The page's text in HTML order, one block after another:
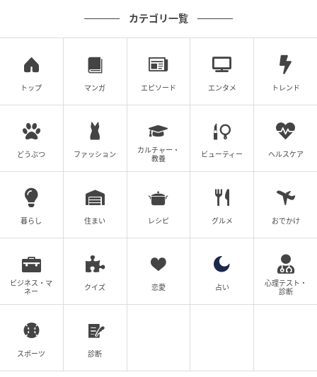
カテゴリ一覧
トップ マンガ エピソード エンタメ トレンド
どうぶつ ファッション
カルチャー・
教養
ビューティー ヘルスケア
暮らし 住まい レシピ グルメ おでかけ
ビジネス・マ
ネー
クイズ 恋愛 占い
心理テスト・
診断
スポーツ 診断